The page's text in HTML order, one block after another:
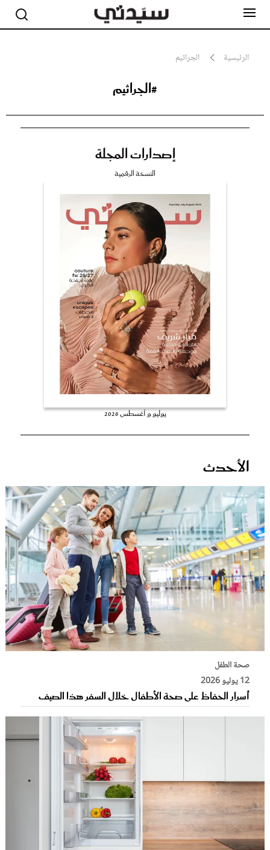
الرئيسية الجراثيم
#الجراثيم
إصدارات المجلة
النسخة الرقمية
يوليو و أغسطس 2026
الأحدث
صحة الطفل
12 يوليو 2026
أسرار الحفاظ على صحة الأطفال خلال السفر هذا الصيف
جمال
صحة ورشاقة
عروس سيدتي
غلاف رفمي